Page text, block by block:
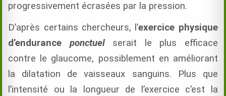
progressivement écrasées par la pression.
D’après certains chercheurs, l’exercice physique
d’endurance ponctuelserait le plus efficace
contre le glaucome, possiblement en améliorant
la dilatation de vaisseaux sanguins. Plus que
l’intensité ou la longueur de l’exercice c’est la